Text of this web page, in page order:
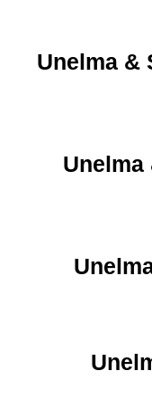
Unelma &